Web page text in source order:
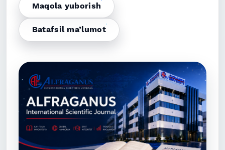
Maqola yuborish
Batafsil ma’lumot